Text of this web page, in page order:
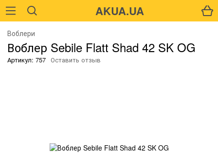
Воблери
Воблер Sebile Flatt Shad 42 SK OG
Артикул: 757 Оставить отзыв
AKUA.UA